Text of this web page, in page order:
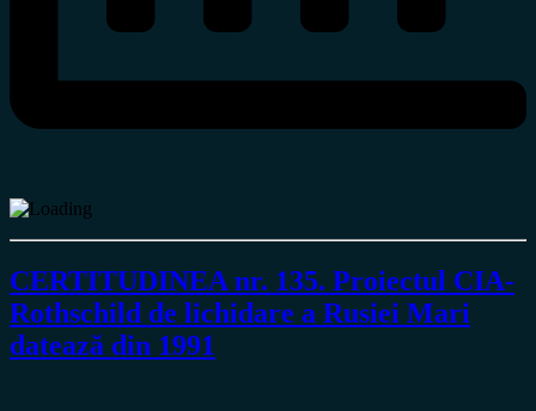
CERTITUDINEA nr. 135. Proiectul CIA-
Rothschild de lichidare a Rusiei Mari
datează din 1991